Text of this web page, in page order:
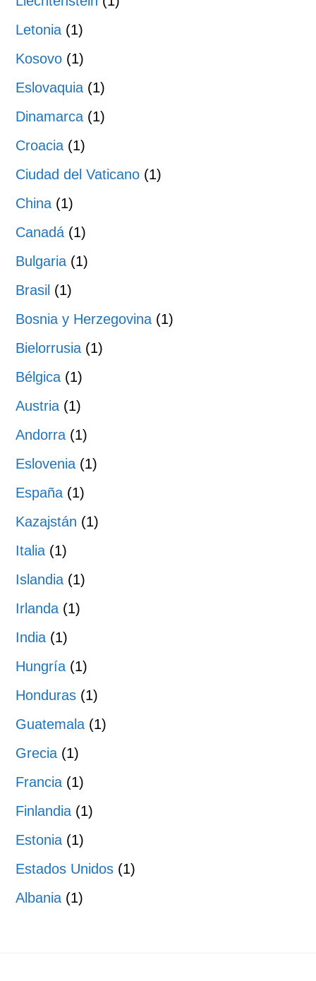
Letonia (1)
Kosovo (1)
Eslovaquia (1)
Dinamarca (1)
Croacia (1)
Ciudad del Vaticano (1)
China (1)
Canadá (1)
Bulgaria (1)
Brasil (1)
Bosnia y Herzegovina (1)
Bielorrusia (1)
Bélgica (1)
Austria (1)
Andorra (1)
Eslovenia (1)
España (1)
Kazajstán (1)
Italia (1)
Islandia (1)
Irlanda (1)
India (1)
Hungría (1)
Honduras (1)
Guatemala (1)
Grecia (1)
Francia (1)
Finlandia (1)
Estonia (1)
Estados Unidos (1)
Albania (1)